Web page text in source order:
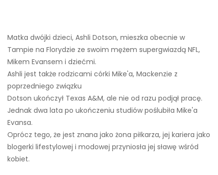
Matka dwójki dzieci, Ashli ​​Dotson, mieszka obecnie w
Tampie na Florydzie ze swoim mężem supergwiazdą NFL,
Mikem Evansem i dziećmi.
Ashli ​​jest także rodzicami córki Mike'a, Mackenzie z
poprzedniego związku
Dotson ukończył Texas A&M, ale nie od razu podjął pracę.
Jednak dwa lata po ukończeniu studiów poślubiła Mike'a
Evansa.
Oprócz tego, że jest znana jako żona piłkarza, jej kariera jako
blogerki lifestylowej i modowej przyniosła jej sławę wśród
kobiet.